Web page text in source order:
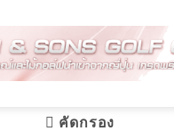
คัดกรอง